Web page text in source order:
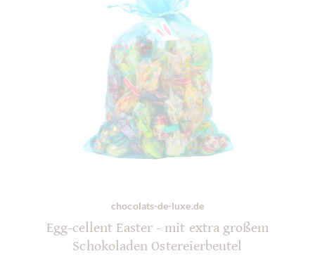
chocolats-de-luxe.de
Egg-cellent Easter - mit extra großem
Schokoladen Ostereierbeutel